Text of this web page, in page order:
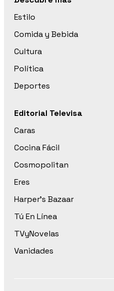
Estilo
Comida y Bebida
Cultura
Política
Deportes
Editorial Televisa
Caras
Cocina Fácil
Cosmopolitan
Eres
Harper’s Bazaar
Tú En Línea
TVyNovelas
Vanidades